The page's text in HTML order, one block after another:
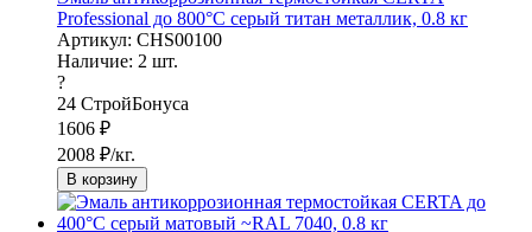
Professional до 800°С серый титан металлик, 0.8 кг
Артикул: CHS00100
Наличие: 2 шт.
?
24 СтройБонуса
1606 ₽
2008 ₽/кг.
В корзину